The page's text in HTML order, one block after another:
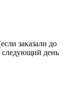
заказали до
следующий день